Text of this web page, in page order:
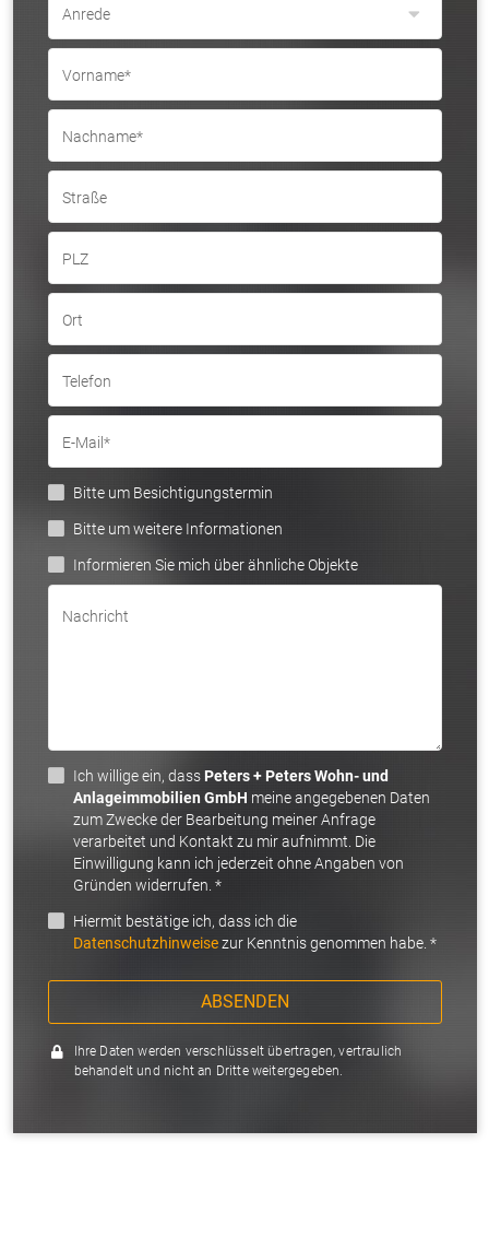
Anrede
Vorname*
Nachname*
Straße
PLZ
Ort
Telefon
E-Mail*
Bitte um Besichtigungstermin
Bitte um weitere Informationen
Informieren Sie mich über ähnliche Objekte
Nachricht
Ich willige ein, dassPeters + Peters Wohn- und
Anlageimmobilien GmbH meine angegebenen Daten
zum Zwecke der Bearbeitung meiner Anfrage
verarbeitet und Kontakt zu mir aufnimmt. Die
Einwilligung kann ich jederzeit ohne Angaben von
Gründen widerrufen. *
Hiermit bestätige ich, dass ich die
Datenschutzhinweisezur Kenntnis genommen habe. *
ABSENDEN
Ihre Daten werden verschlüsselt übertragen, vertraulich
behandelt und nicht an Dritte weitergegeben.